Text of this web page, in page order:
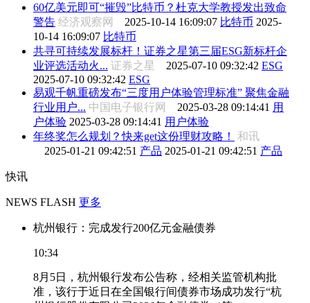
60亿美元即可“摧毁”比特币？杜克大学教授发出致命
警告 经济观察网 2025-10-14 16:09:07 比特币 2025-
10-14 16:09:07 比特币
共寻可持续发展标杆！证券之星第三届ESG新标杆企
业评选活动火... 证券之星 2025-07-10 09:32:42 ESG
2025-07-10 09:32:42 ESG
易观千帆重磅发布“三度用户体验管理标准” 聚焦金融
行业用户... 中国电子银行网 2025-03-28 09:14:41 用
户体验 2025-03-28 09:14:41 用户体验
年终奖怎么规划？快来get这份理财攻略！
和讯
2025-01-21 09:42:51 产品 2025-01-21 09:42:51 产品
快讯
NEWS FLASH 更多
杭州银行：完成发行200亿元金融债券
10:34
8月5日，杭州银行发布公告称，经相关监管机构批
准，该行于近日在全国银行间债券市场成功发行“杭